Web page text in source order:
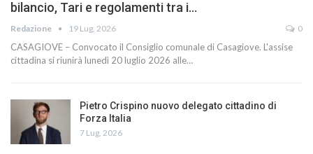
bilancio, Tari e regolamenti tra i…
Redazione 19 Lug, 2026 0
CASAGIOVE – Convocato il Consiglio comunale di Casagiove. L'assise
cittadina si riunirà lunedì 20 luglio 2026 alle…
Pietro Crispino nuovo delegato cittadino di
Forza Italia
7 Lug, 2026